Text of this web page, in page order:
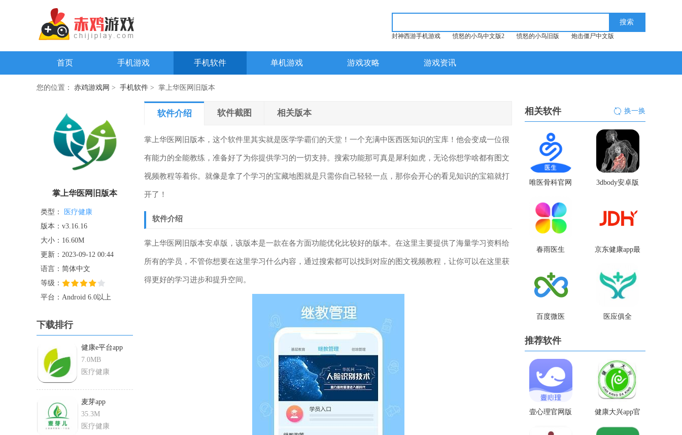
封神西游手机游戏 愤怒的小鸟中文版2 愤怒的小鸟旧版 炮击僵尸中文版
首页 手机游戏 手机软件 单机游戏 游戏攻略 游戏资讯
您的位置： 赤鸡游戏网 > 手机软件 > 掌上华医网旧版本
掌上华医网旧版本
类型：
医疗健康
版本：v3.16.16
大小：16.60M
更新：2023-09-12 00:44
语言：简体中文
等级：
平台：Android 6.0以上
下载排行
健康e平台app
7.0MB
医疗健康
麦芽app
35.3M
医疗健康
软件介绍 软件截图 相关版本
掌上华医网旧版本，这个软件里其实就是医学学霸们的天堂！一个充满中医西医知识的宝库！他会变成一位很
有能力的全能教练，准备好了为你提供学习的一切支持。搜索功能那可真是犀利如虎，无论你想学啥都有图文
视频教程等着你。就像是拿了个学习的宝藏地图就是只需你自己轻轻一点，那你会开心的看见知识的宝箱就打
开了！
软件介绍
掌上华医网旧版本安卓版，该版本是一款在各方面功能优化比较好的版本。在这里主要提供了海量学习资料给
所有的学员，不管你想要在这里学习什么内容，通过搜索都可以找到对应的图文视频教程，让你可以在这里获
得更好的学习进步和提升空间。
相关软件 换一换
唯医骨科官网
版
3dbody安卓版
春雨医生 京东健康app最
新版
百度微医 医应俱全
推荐软件
壹心理官网版 健康大兴app官